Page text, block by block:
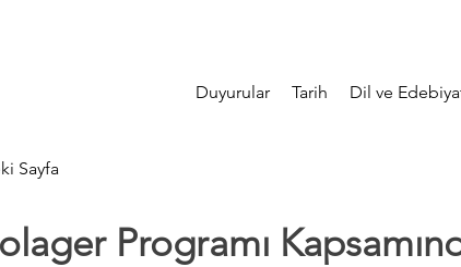
Duyurular Tarih Dil ve
Sayfa
Programı